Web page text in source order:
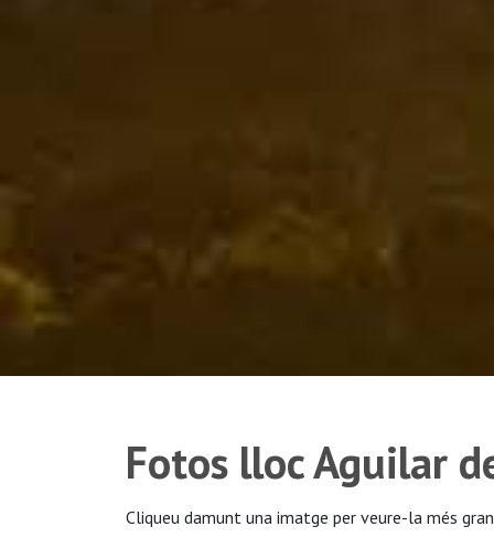
Fotos lloc Aguilar
Cliqueu damunt una imatge per veure-la més